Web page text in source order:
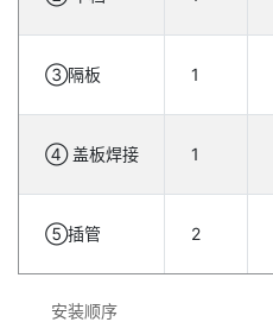
③隔板 1
④ 盖板焊接 1
⑤插管 2
安装顺序